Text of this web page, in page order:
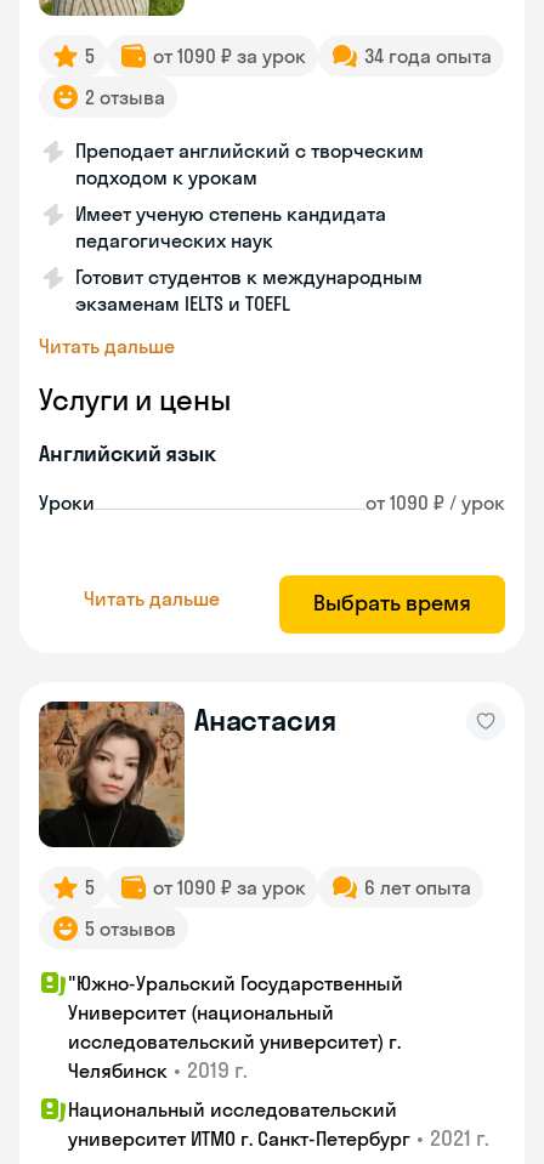
5 от 1090 ₽ за урок
34 года опыта
2 отзыва
Преподает английский с творческим
подходом к урокам
Имеет ученую степень кандидата
педагогических наук
Готовит студентов к международным
экзаменам IELTS и TOEFL
Читать дальше
Услуги и цены
Английский язык
Уроки от 1090 ₽ / урок
Читать дальше Выбрать время
Анастасия
5 от 1090 ₽ за урок
6 лет опыта
5 отзывов
"Южно-Уральский Государственный
Университет (национальный
исследовательский университет) г.
Челябинск • 2019 г.
Национальный исследовательский
университет ИТМО г. Санкт-Петербург • 2021 г.